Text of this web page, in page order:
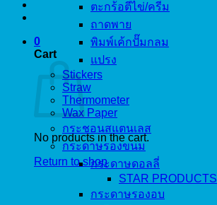
0
Cart
No products in the cart.
Return to shop
ตะกร้อตีไข่/ครีม
ถาดพาย
พิมพ์เค้กปั๊มกลม
แปรง
Stickers
Straw
Thermometer
Wax Paper
กระชอนสแตนเลส
กระดาษรองขนม
กระดาษดอลลี่
STAR PRODUCTS
กระดาษรองอบ